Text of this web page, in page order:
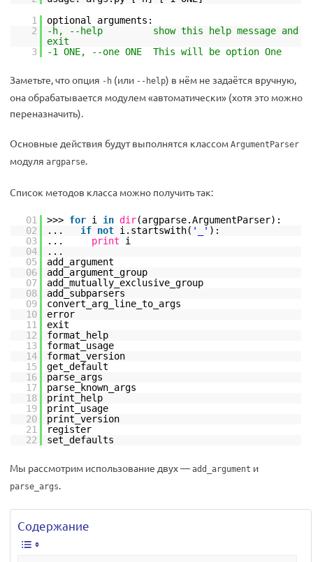
1
optional arguments:
2
-h, --help show this help message and
exit
3
-1 ONE, --one ONE This will be option One
Заметьте, что опция -h (или --help) в нём не задаётся вручную,
она обрабатывается модулем «автоматически» (хотя это можно
переназначить).
Основные действия будут выполнятся классом ArgumentParser
модуля argparse.
Список методов класса можно получить так:
01 >>> for i in dir(argparse.ArgumentParser):
02
... if not i.startswith( '_' ):
03
... print
i
04
...
05
add_argument
06
add_argument_group
07
add_mutually_exclusive_group
08
add_subparsers
09
convert_arg_line_to_args
10
error
11
exit
12
format_help
13
format_usage
14
format_version
15
get_default
16
parse_args
17
parse_known_args
18
print_help
19
print_usage
20
print_version
21
register
22
set_defaults
Мы рассмотрим использование двух — add_argument и
parse_args.
Содержание